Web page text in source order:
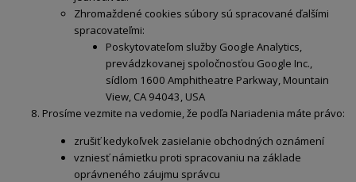
Zhromaždené cookies súbory sú spracované ďalšími
spracovateľmi:
Poskytovateľom služby Google Analytics,
prevádzkovanej spoločnosťou Google Inc.,
sídlom 1600 Amphitheatre Parkway, Mountain
View, CA 94043, USA
Prosíme vezmite na vedomie, že podľa Nariadenia máte právo:
zrušiť kedykoľvek zasielanie obchodných oznámení
vzniesť námietku proti spracovaniu na základe
oprávneného záujmu správcu